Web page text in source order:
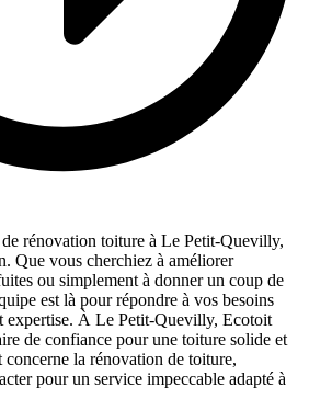
rénovation toiture à Le Petit-Quevilly,
Que vous cherchiez à améliorer
ou simplement à donner un coup de
est là pour répondre à vos besoins
expertise. À Le Petit-Quevilly, Ecotoit
de confiance pour une toiture solide et
la rénovation de toiture,
pour un service impeccable adapté à